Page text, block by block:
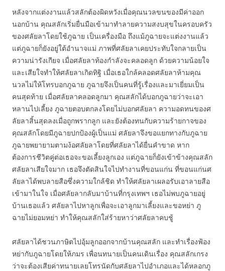
หลังจากแต่งงานแล้วสลักต้องผิดหวังเมื่อคุณนวลขนของมีค่าออก
นอกบ้าน คุณสลักเริ่มยื่นมือเข้ามาทำลายความสงบสุขในครอบครัว
ของศลัยลาโดยใช้ภูฉาย เป็นเครื่องมือ ถึงแม้ภูฉายจะแต่งงานแล้ว
แต่ภูฉายก็ยังอยู่ใต้อำนาจแม่ ภาพที่ศลัยลาเคยประทับใจกลายเป็น
ความน่ารังเกียจ เมื่อศลัยลาท้องกำลังจะคลอดลูก ด้วยความน้อยใจ
และเสียใจทำให้ศลัยลาเกิดทิฐิ เมื่อเธอใกล้คลอดศลัยลาห้ามคุณ
นวลไม่ให้โทรบอกภูฉาย ภูฉายจึงเป็นคนที่รู้เรื่องและมาเยี่ยมเป็น
คนสุดท้าย เมื่อศลัยลาคลอดลูกมา คุณสลักได้บอกภูฉายว่าจะเอา
หลานไปเลี้ยง ภูฉายตอบตกลงโดยไม่บอกศลัยลา ความอดทนของศ
ลัยลาสิ้นสุดลงเมื่อถูกพรากลูก และยังต้องทนกับความร้ายกาจของ
คุณสลักโดยมีภูฉายปกป้องผู้เป็นแม่ ศลัยลาจึงขอแยกทางกับภูฉาย
ภูฉายพยายามตามง้อศลัยลาโดยที่ศลัยลาได้ยื่นคำขาด หาก
ต้องการชีวิตคู่ต่อเธอจะขอเลี้ยงลูกเอง แต่ภูฉายก็ยังเข้าข้างคุณสลัก
ศลัยลาเสียใจมาก เธอจึงตัดสินใจไปทำงานที่ขอนแก่น ที่ขอนแก่นศ
ลัยลาได้พบลายสือซึ่งความใกล้ชิด ทำให้ศลัยลาเผลอรับเอาลายสือ
เข้ามาในใจ เมื่อศลัยลากลับมาบ้านที่กรุงเทพฯ เธอไม่พบภูฉายอยู่
บ้านเธอแล้ว ศลัยลาไปหาลูกเพื่อจะเอาลูกมาเลี้ยงและขอหย่า ภู
ฉายไม่ยอมหย่า ทำให้คุณสลักใส่ร้ายหาว่าศลัยลาคบชู้
ศลัยลาได้ชวนภาษิตไปอุ้มลูกออกจากบ้านคุณสลัก และทำเรื่องฟ้อง
หย่ากับภูฉายโดยให้ภมร เพื่อนทนายเป็นคนเดินเรื่อง คุณสลักเกรง
ว่าจะต้องเสียค่าทนายเลยโทรนัดกับศลัยลาไปอำเภอและได้หลอกภู